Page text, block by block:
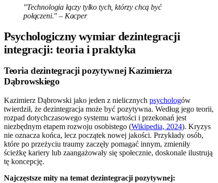
"Technologia łączy tylko tych, którzy chcą być
połączeni." – Kacper
Psychologiczny wymiar dezintegracji
integracji: teoria i praktyka
Teoria dezintegracji pozytywnej Kazimierza
Dąbrowskiego
Kazimierz Dąbrowski jako jeden z nielicznych psychologów
twierdził, że dezintegracja może być pozytywna. Według jego teorii,
rozpad dotychczasowego systemu wartości i przekonań jest
niezbędnym etapem rozwoju osobistego (Wikipedia, 2024). Kryzys
nie oznacza końca, lecz początek nowej jakości. Przykłady osób,
które po przeżyciu traumy zaczęły pomagać innym, zmieniły
ścieżkę kariery lub zaangażowały się społecznie, doskonale ilustrują
tę koncepcję.
Najczęstsze mity na temat dezintegracji pozytywnej: